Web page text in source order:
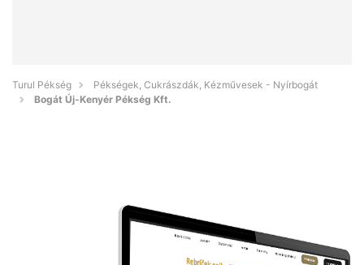
Turul Pékség
Pékségek, Cukrászdák, Kézművesek - Nyírbogát
Bogát Új-Kenyér Pékség Kft.